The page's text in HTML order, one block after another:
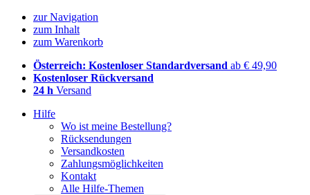
zur Navigation
zum Inhalt
zum Warenkorb
Österreich: Kostenloser Standardversand ab € 49,90
Kostenloser Rückversand
24 h Versand
Hilfe
Wo ist meine Bestellung?
Rücksendungen
Versandkosten
Zahlungsmöglichkeiten
Kontakt
Alle Hilfe-Themen